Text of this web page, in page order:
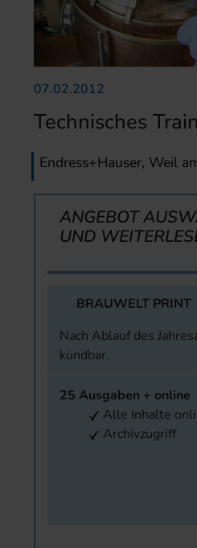
07.02.2012
Technisches
Endress+Hauser, Weil
ANGEBOT
UND
BRAUWELT PRINT
Nach Ablauf des
kündbar.
25 Ausgaben + online
Alle Inhalte
Archivzugriff